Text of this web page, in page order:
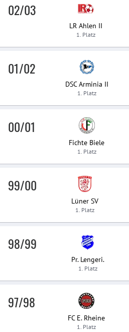
02/03
LR Ahlen II
1. Platz
01/02
DSC Arminia II
1. Platz
00/01
Fichte Biele
1. Platz
99/00
Lüner SV
1. Platz
98/99
Pr. Lengeri.
1. Platz
97/98
FC E. Rheine
1. Platz